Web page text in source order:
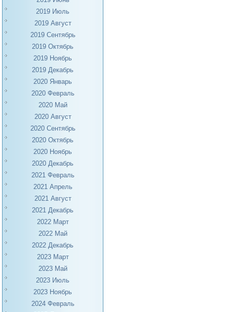
2019 Июль
2019 Август
2019 Сентябрь
2019 Октябрь
2019 Ноябрь
2019 Декабрь
2020 Январь
2020 Февраль
2020 Май
2020 Август
2020 Сентябрь
2020 Октябрь
2020 Ноябрь
2020 Декабрь
2021 Февраль
2021 Апрель
2021 Август
2021 Декабрь
2022 Март
2022 Май
2022 Декабрь
2023 Март
2023 Май
2023 Июль
2023 Ноябрь
2024 Февраль